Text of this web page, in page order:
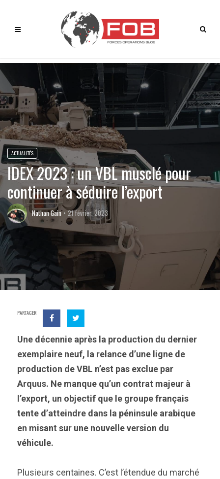
ACTUALITÉS
IDEX 2023 : un VBL musclé pour
continuer à séduire l’export
Nathan Gain 21 février, 2023
PARTAGER
Une décennie après la production du dernier
exemplaire neuf, la relance d’une ligne de
production de VBL n’est pas exclue par
Arquus. Ne manque qu’un contrat majeur à
l’export, un objectif que le groupe français
tente d’atteindre dans la péninsule arabique
en misant sur une nouvelle version du
véhicule.
Plusieurs centaines. C’est l’étendue du marché